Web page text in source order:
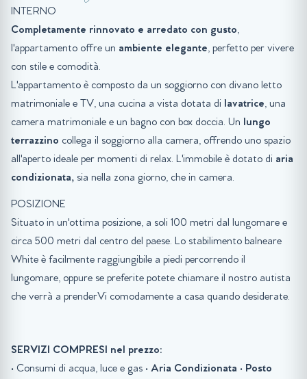
INTERNO
Completamente rinnovato e arredato con gusto,
l'appartamento offre un ambiente elegante, perfetto per vivere
con stile e comodità.
L'appartamento è composto da un soggiorno con divano letto
matrimoniale e TV, una cucina a vista dotata di lavatrice, una
camera matrimoniale e un bagno con box doccia. Un lungo
terrazzino collega il soggiorno alla camera, offrendo uno spazio
all'aperto ideale per momenti di relax. L'immobile è dotato di aria
condizionata, sia nella zona giorno, che in camera.
POSIZIONE
Situato in un'ottima posizione, a soli 100 metri dal lungomare e
circa 500 metri dal centro del paese. Lo stabilimento balneare
White è facilmente raggiungibile a piedi percorrendo il
lungomare, oppure se preferite potete chiamare il nostro autista
che verrà a prenderVi comodamente a casa quando desiderate.
SERVIZI COMPRESI nel prezzo:
• Consumi di acqua, luce e gas • Aria Condizionata • Posto